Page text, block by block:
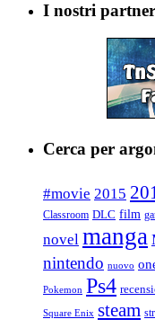
I nostri
Cerca per
#movie 2015
Classroom DLC film
novel manga
nintendo nuovo
Pokemon Ps4
Square Enix steam